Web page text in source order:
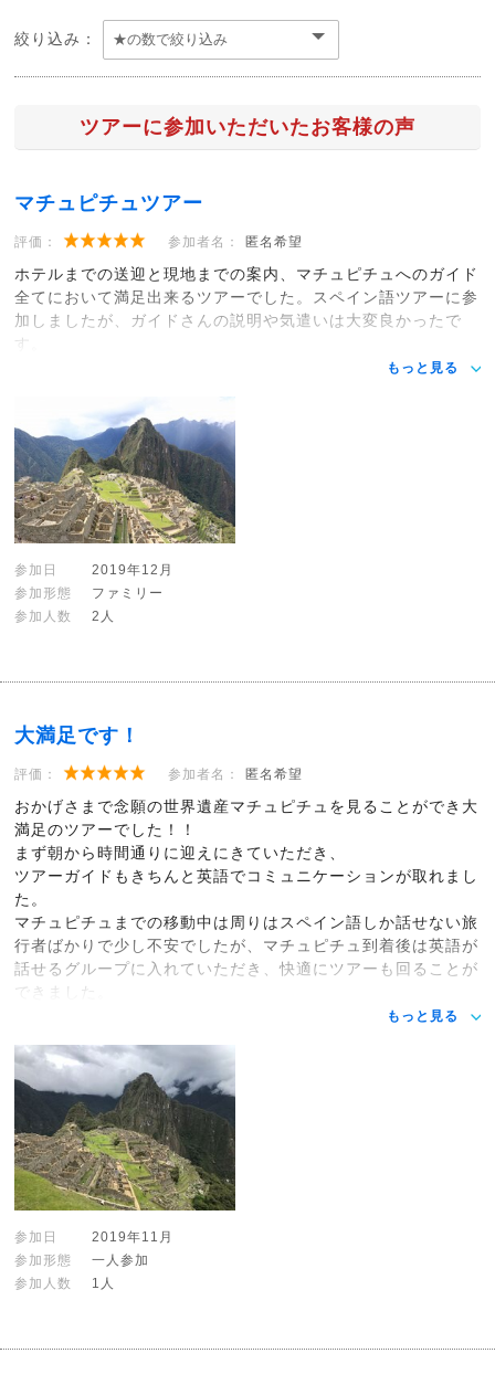
絞り込み：
ツアーに参加いただいたお客様の声
マチュピチュツアー
評価： 参加者名： 匿名希望
ホテルまでの送迎と現地までの案内、マチュピチュへのガイド
全てにおいて満足出来るツアーでした。スペイン語ツアーに参
加しましたが、ガイドさんの説明や気遣いは大変良かったで
す。
もっと見る
参加日
2019年12月
参加形態
ファミリー
参加人数
2人
大満足です！
評価： 参加者名： 匿名希望
おかげさまで念願の世界遺産マチュピチュを見ることができ大
満足のツアーでした！！
まず朝から時間通りに迎えにきていただき、
ツアーガイドもきちんと英語でコミュニケーションが取れまし
た。
マチュピチュまでの移動中は周りはスペイン語しか話せない旅
行者ばかりで少し不安でしたが、マチュピチュ到着後は英語が
話せるグループに入れていただき、快適にツアーも回ることが
できました。
もっと見る
参加日
2019年11月
参加形態
一人参加
参加人数
1人